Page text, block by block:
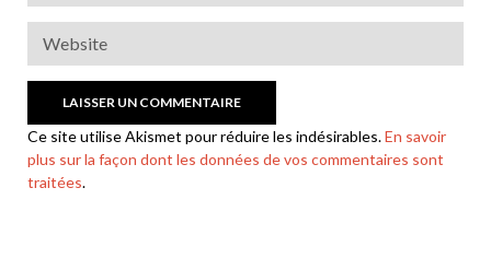
Ce site utilise Akismet pour réduire les indésirables.En savoir
plus sur la façon dont les données de vos commentaires sont
traitées.